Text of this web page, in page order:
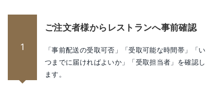
1
ご注文者様からレストランへ事前確認
「事前配送の受取可否」「受取可能な時間帯」「い
つまでに届ければよいか」「受取担当者」を確認し
ます。